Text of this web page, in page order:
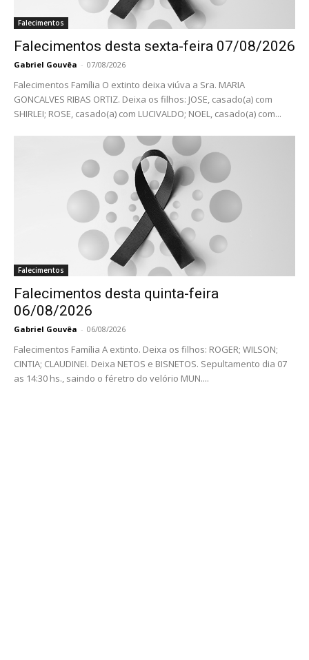
Falecimentos
Falecimentos desta sexta-feira 07/08/2026
Gabriel Gouvêa - 07/08/2026
Falecimentos Família O extinto deixa viúva a Sra. MARIA
GONCALVES RIBAS ORTIZ. Deixa os filhos: JOSE, casado(a) com
SHIRLEI; ROSE, casado(a) com LUCIVALDO; NOEL, casado(a) com...
Falecimentos
Falecimentos desta quinta-feira
06/08/2026
Gabriel Gouvêa - 06/08/2026
Falecimentos Família A extinto. Deixa os filhos: ROGER; WILSON;
CINTIA; CLAUDINEI. Deixa NETOS e BISNETOS. Sepultamento dia 07
as 14:30 hs., saindo o féretro do velório MUN....